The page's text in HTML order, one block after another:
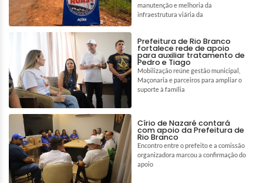
manutenção e melhoria da
infraestrutura viária da
Prefeitura de Rio Branco
fortalece rede de apoio
para auxiliar tratamento de
Pedro e Tiago
Mobilização reúne gestão municipal,
Maçonaria e parceiros para ampliar o
suporte à família
Círio de Nazaré contará
com apoio da Prefeitura de
Rio Branco
Encontro entre o prefeito e a comissão
organizadora marcou a confirmação do
apoio